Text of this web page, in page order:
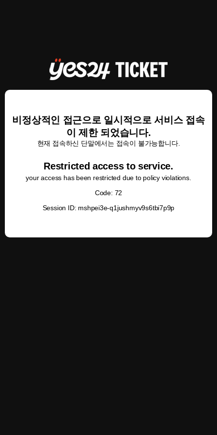
비정상적인 접근으로 일시적으로 서비스 접속
이 제한 되었습니다.
현재 접속하신 단말에서는 접속이 불가능합니다.
Restricted access to service.
your access has been restricted due to policy violations.
Code: 72
Session ID: mshpei3e-q1jushmyv9s6tbi7p9p